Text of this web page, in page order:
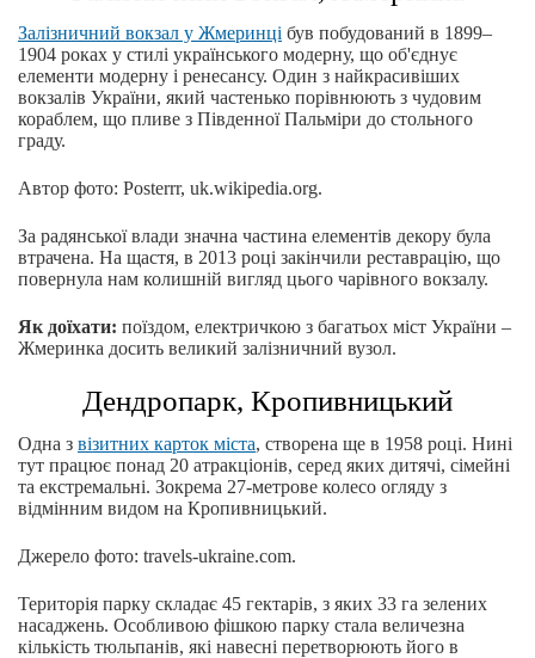
Залізничний вокзал у Жмеринці був побудований в 1899–
1904 роках у стилі українського модерну, що об'єднує
елементи модерну і ренесансу. Один з найкрасивіших
вокзалів України, який частенько порівнюють з чудовим
кораблем, що пливе з Південної Пальміри до стольного
граду.
Автор фото: Posterrr, uk.wikipedia.org.
За радянської влади значна частина елементів декору була
втрачена. На щастя, в 2013 році закінчили реставрацію, що
повернула нам колишній вигляд цього чарівного вокзалу.
Як доїхати: поїздом, електричкою з багатьох міст України –
Жмеринка досить великий залізничний вузол.
Дендропарк, Кропивницький
Одна з візитних карток міста, створена ще в 1958 році. Нині
тут працює понад 20 атракціонів, серед яких дитячі, сімейні
та екстремальні. Зокрема 27-метрове колесо огляду з
відмінним видом на Кропивницький.
Джерело фото: travels-ukraine.com.
Територія парку складає 45 гектарів, з яких 33 га зелених
насаджень. Особливою фішкою парку стала величезна
кількість тюльпанів, які навесні перетворюють його в